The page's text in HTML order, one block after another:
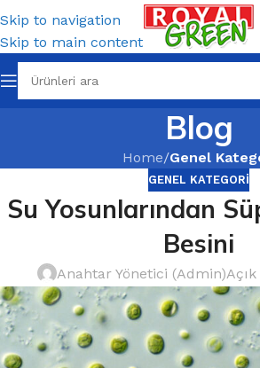
Skip to navigation
Skip to main content
Blog
Home/Genel
GENEL KATEGORI
Su Yosunlarından
Besini
Anahtar Yönetici (Admin)